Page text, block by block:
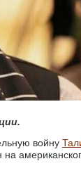
войну